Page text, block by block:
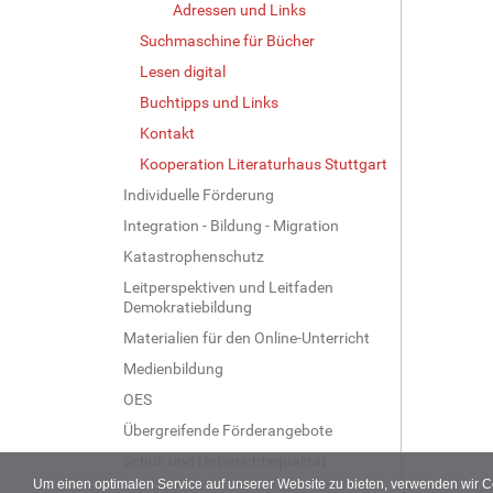
Um einen optimalen Service auf unserer Website zu bieten, verwenden wir
Adressen und Links
Suchmaschine für Bücher
Lesen digital
Buchtipps und Links
Kontakt
Kooperation Literaturhaus Stuttgart
Individuelle Förderung
Integration - Bildung - Migration
Katastrophenschutz
Leitperspektiven und Leitfaden
Demokratiebildung
Materialien für den Online-Unterricht
Medienbildung
OES
Übergreifende Förderangebote